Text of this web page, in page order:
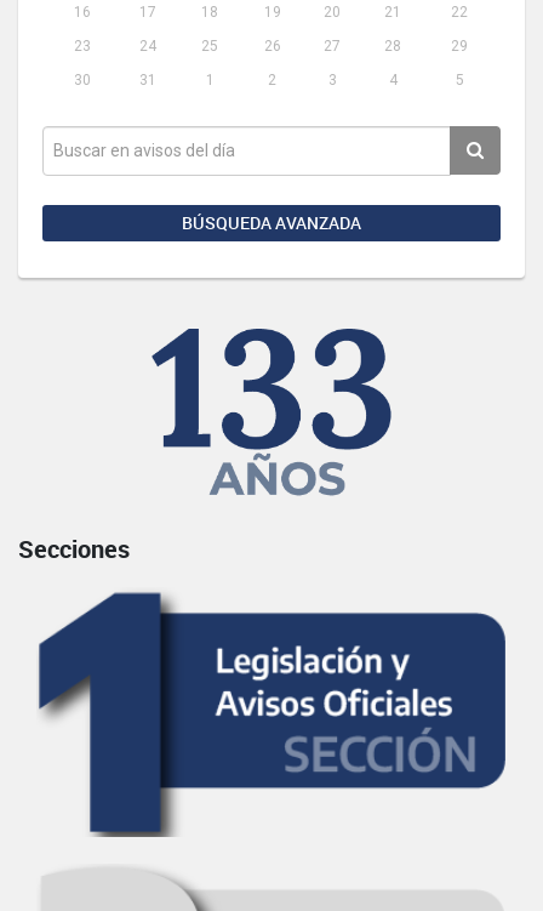
16
17 18 19 20 21
22
23
24 25 26 27 28
29
30
31 1 2 3 4 5
BÚSQUEDA AVANZADA
Secciones